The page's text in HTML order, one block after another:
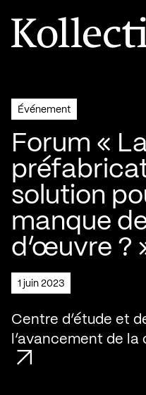
Aller à la page d'accueil
Logo Kollectif
Événement
Forum «
solution
manque
d’œuvre ?
1 juin 2023
Centre d’étude et
l’avancement de